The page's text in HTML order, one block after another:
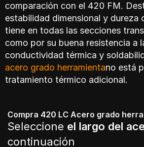
comparación con el 420 FM.
estabilidad dimensional y dureza
tiene en todas las secciones
como por su buena resistencia a
conductividad térmica y
acero grado herramientano está
tratamiento térmico adicional.
Compra 420 LC Acero grado
Seleccione el largo del
continuación